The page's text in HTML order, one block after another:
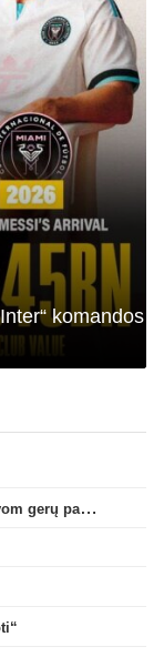
komandos
A. Tapinas: „Iš europinio lygio komandos gavom gerų pamokų“